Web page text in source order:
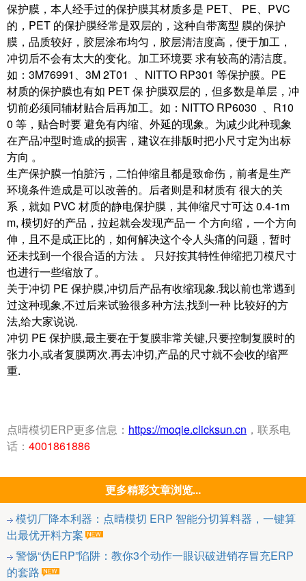
保护膜，本人经手过的保护膜其材质多是 PET、 PE、PVC
的，PET 的保护膜经常是双层的，这种自带离型 膜的保护
膜，品质较好，胶层涂布均匀，胶层清洁度高，便于加工，
冲切后不会有太大的变化。加工环境要 求有较高的清洁度。
如：3M76991、3M 2T01 、NITTO RP301 等保护膜。PE
材质的保护膜也有如 PET 保 护膜双层的，但多数是单层，冲
切前必须同辅材贴合后再加工。如：NITTO RP6030 、R10
0 等，贴合时要 避免有内缩、外延的现象。为减少此种现象
在产品冲型时造成的损害，建议在排版时把小尺寸定为出标
方向 。
生产保护膜一怕脏污，二怕伸缩且都是致命伤，前者是生产
环境条件造成是可以改善的。后者则是和材质有 很大的关
系，就如 PVC 材质的静电保护膜，其伸缩尺寸可达 0.4-1m
m, 模切好的产品，拉起就会发现产品一 个方向缩，一个方向
伸，且不是成正比的，如何解决这个令人头痛的问题，暂时
还未找到一个很合适的方法 。 只好按其特性伸缩把刀模尺寸
也进行一些缩放了。
关于冲切 PE 保护膜,冲切后产品有收缩现象.我以前也常遇到
过这种现象,不过后来试验很多种方法,找到一种 比较好的方
法,给大家说说.
冲切 PE 保护膜,最主要在于复膜非常关键,只要控制复膜时的
张力小,或者复膜两次.再去冲切,产品的尺寸就不会收的缩严
重.
点晴模切ERP更多信息： https://moqie.clicksun.cn ，联系电
话： 4001861886
更多精彩文章浏览...
模切厂降本利器：点晴模切 ERP 智能分切算料器，一键算
出最优开料方案
警惕“伪ERP”陷阱：教你3个动作一眼识破进销存冒充ERP
的套路